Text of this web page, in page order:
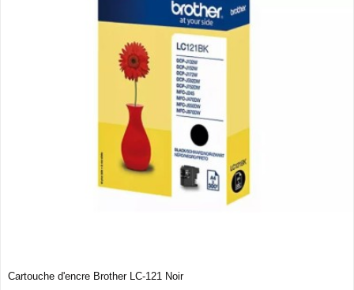
Cartouche d'encre Brother LC-121 Noir